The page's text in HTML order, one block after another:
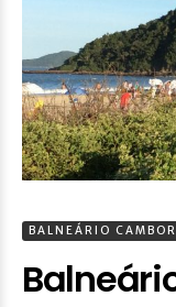
BALNEÁRIO